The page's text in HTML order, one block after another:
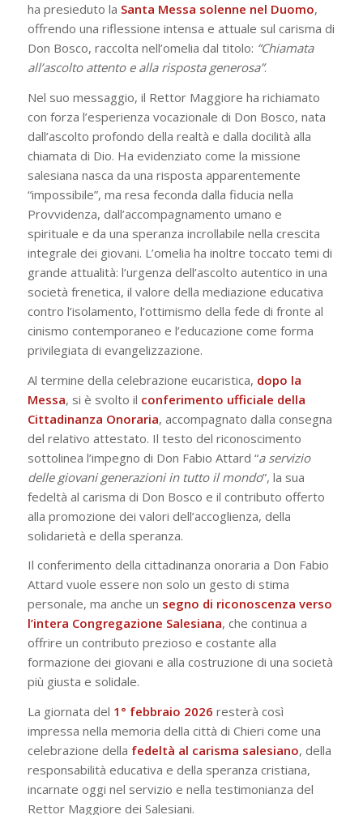
ha presieduto la Santa Messa solenne nel Duomo,
offrendo una riflessione intensa e attuale sul carisma di
Don Bosco, raccolta nell’omelia dal titolo: “Chiamata
all’ascolto attento e alla risposta generosa”.
Nel suo messaggio, il Rettor Maggiore ha richiamato
con forza l’esperienza vocazionale di Don Bosco, nata
dall’ascolto profondo della realtà e dalla docilità alla
chiamata di Dio. Ha evidenziato come la missione
salesiana nasca da una risposta apparentemente
“impossibile”, ma resa feconda dalla fiducia nella
Provvidenza, dall’accompagnamento umano e
spirituale e da una speranza incrollabile nella crescita
integrale dei giovani. L’omelia ha inoltre toccato temi di
grande attualità: l’urgenza dell’ascolto autentico in una
società frenetica, il valore della mediazione educativa
contro l’isolamento, l’ottimismo della fede di fronte al
cinismo contemporaneo e l’educazione come forma
privilegiata di evangelizzazione.
Al termine della celebrazione eucaristica, dopo la
Messa, si è svolto il conferimento ufficiale della
Cittadinanza Onoraria, accompagnato dalla consegna
del relativo attestato. Il testo del riconoscimento
sottolinea l’impegno di Don Fabio Attard “a servizio
delle giovani generazioni in tutto il mondo”, la sua
fedeltà al carisma di Don Bosco e il contributo offerto
alla promozione dei valori dell’accoglienza, della
solidarietà e della speranza.
Il conferimento della cittadinanza onoraria a Don Fabio
Attard vuole essere non solo un gesto di stima
personale, ma anche un segno di riconoscenza verso
l’intera Congregazione Salesiana, che continua a
offrire un contributo prezioso e costante alla
formazione dei giovani e alla costruzione di una società
più giusta e solidale.
La giornata del 1° febbraio 2026 resterà così
impressa nella memoria della città di Chieri come una
celebrazione della fedeltà al carisma salesiano, della
responsabilità educativa e della speranza cristiana,
incarnate oggi nel servizio e nella testimonianza del
Rettor Maggiore dei Salesiani.